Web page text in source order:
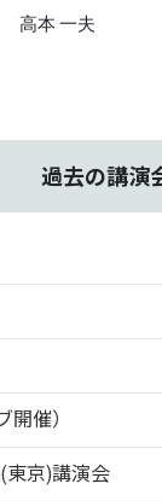
高本 一夫
過去の講演
開催）
東京)講演会